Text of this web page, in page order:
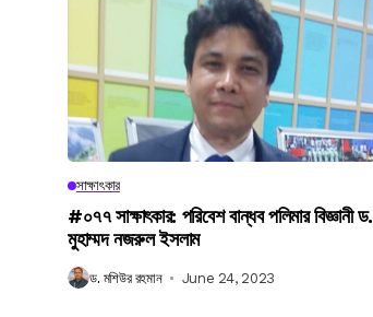
সাক্ষাৎকার
#০৭৭ সাক্ষাৎকার: পরিবেশ বান্ধব পলিমার বিজ্ঞানী ড.
মুহাম্মদ নজরুল ইসলাম
ড. মশিউর রহমান June 24, 2023